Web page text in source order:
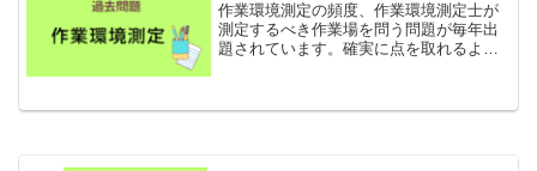
作業環境測定の頻度、作業環境測定士が
測定するべき作業場を問う問題が毎年出
題されています。確実に点を取れるよう
月有害業務を行う作業場について、法令